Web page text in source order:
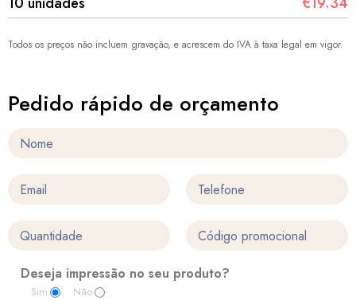
Todos os preços não incluem gravação, e acrescem do IVA à taxa legal em vigor.
Pedido rápido de orçamento
Deseja impressão no seu produto?
Sim
Não